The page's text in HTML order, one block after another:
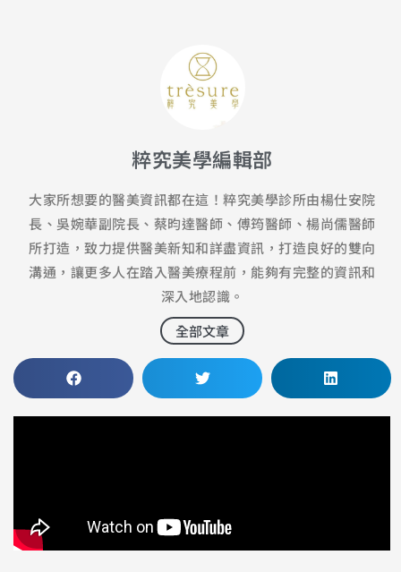
粹究美學編輯部
大家所想要的醫美資訊都在這！粹究美學診所由楊仕安院
長、吳婉華副院長、蔡昀達醫師、傅筠醫師、楊尚儒醫師
所打造，致力提供醫美新知和詳盡資訊，打造良好的雙向
溝通，讓更多人在踏入醫美療程前，能夠有完整的資訊和
深入地認識。
全部文章